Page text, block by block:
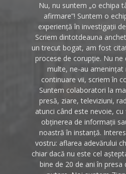
Nu, nu suntem „o echipa
afirmare”! Suntem o
experiență în investigații
Scriem dintotdeauna
un trecut bogat, am fost
procese de corupție. Nu
multe, ne-au amenințat
continuare vii, scriem în
Suntem colaboratori la
presă, ziare, televiziuni,
atunci când este nevoie,
obținerea de informații
noastră în instanță.
vostru: aflarea adevărului
chiar dacă nu este cel
bine de 20 de ani în presa